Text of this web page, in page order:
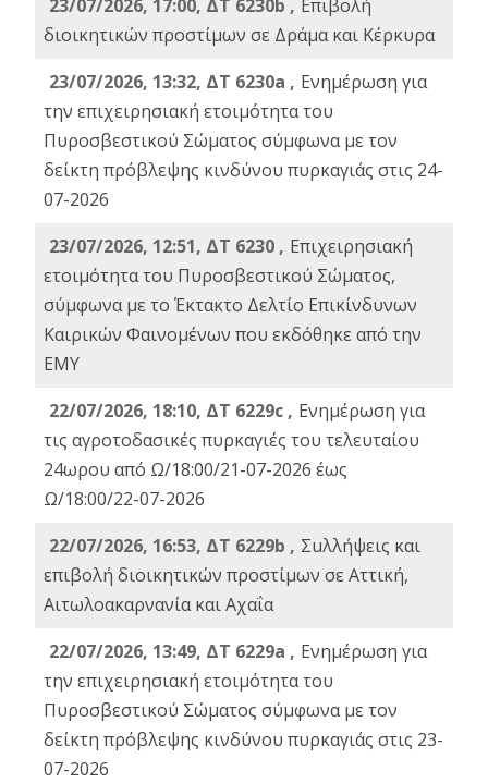
23/07/2026, 17:00, ΔΤ 6230b , Επιβολή
διοικητικών προστίμων σε Δράμα και Κέρκυρα
23/07/2026, 13:32, ΔΤ 6230a , Ενημέρωση για
την επιχειρησιακή ετοιμότητα του
Πυροσβεστικού Σώματος σύμφωνα με τον
δείκτη πρόβλεψης κινδύνου πυρκαγιάς στις 24-
07-2026
23/07/2026, 12:51, ΔΤ 6230 , Επιχειρησιακή
ετοιμότητα του Πυροσβεστικού Σώματος,
σύμφωνα με το Έκτακτο Δελτίο Επικίνδυνων
Καιρικών Φαινομένων που εκδόθηκε από την
ΕΜΥ
22/07/2026, 18:10, ΔΤ 6229c , Ενημέρωση για
τις αγροτοδασικές πυρκαγιές του τελευταίου
24ωρου από Ω/18:00/21-07-2026 έως
Ω/18:00/22-07-2026
22/07/2026, 16:53, ΔΤ 6229b , Σuλλήψεις και
επιβολή διοικητικών προστίμων σε Αττική,
Αιτωλοακαρνανία και Αχαΐα
22/07/2026, 13:49, ΔΤ 6229a , Ενημέρωση για
την επιχειρησιακή ετοιμότητα του
Πυροσβεστικού Σώματος σύμφωνα με τον
δείκτη πρόβλεψης κινδύνου πυρκαγιάς στις 23-
07-2026